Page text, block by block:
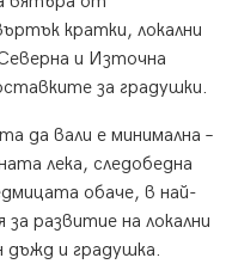
кратки, локални
и Източна
за градушки.
да вали е минимална –
лека, следобедна
обаче, в най-
развитие на локални
дъжд и градушка.